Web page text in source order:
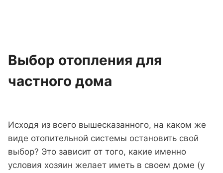
Выбор отопления для
частного дома
Исходя из всего вышесказанного, на каком же
виде отопительной системы остановить свой
выбор? Это зависит от того, какие именно
условия хозяин желает иметь в своем доме (у